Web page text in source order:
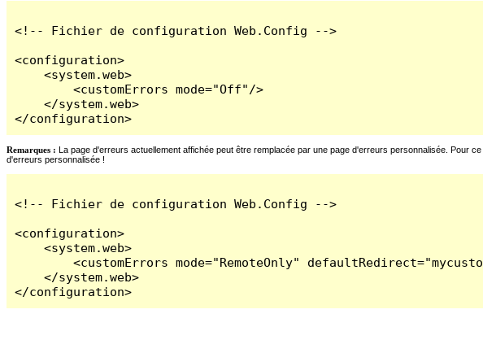
<!-- Fichier de configuration Web.Config -->
<configuration>
    <system.web>
        <customErrors mode="Off"/>
    </system.web>
</configuration>
Remarques : La page d'erreurs actuellement affichée peut être remplacée par une page d'erreurs personnalisée. Pour
d'erreurs personnalisée !
<!-- Fichier de configuration Web.Config -->
<configuration>
    <system.web>
<customErrors mode="RemoteOnly"
    </system.web>
</configuration>